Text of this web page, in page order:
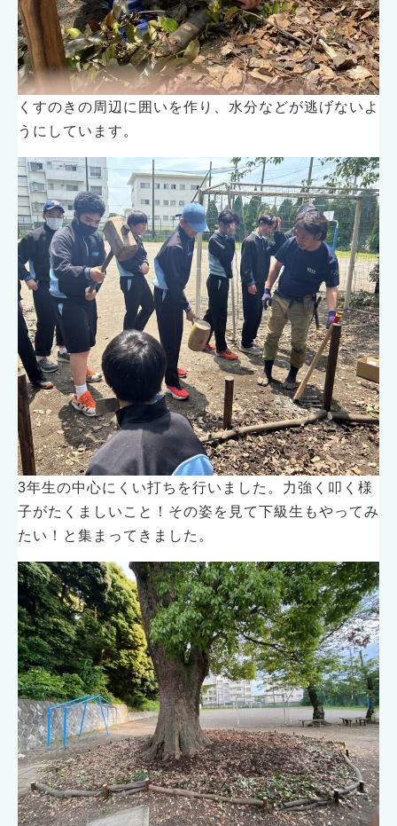
くすのきの周辺に囲いを作り、水分などが逃げないよ
うにしています。
3年生の中心にくい打ちを行いました。力強く叩く様
子がたくましいこと！その姿を見て下級生もやってみ
たい！と集まってきました。